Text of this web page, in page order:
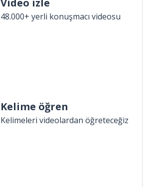
48.000+ yerli konuşmacı videosu
Kelime öğren
Kelimeleri videolardan öğreteceğiz